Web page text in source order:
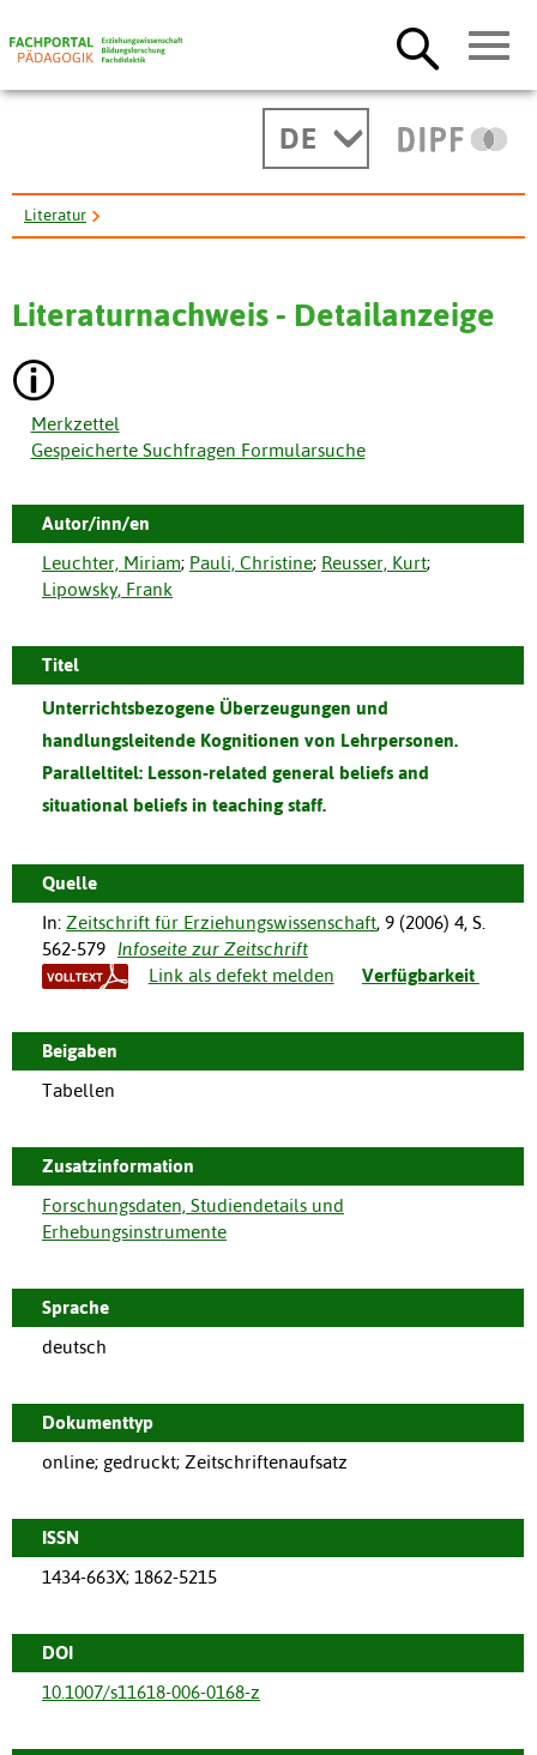
DE
Literatur
Literaturnachweis - Detailanzeige
Merkzettel
Gespeicherte Suchfragen Formularsuche
Autor/inn/en
Leuchter, Miriam; Pauli, Christine; Reusser, Kurt;
Lipowsky, Frank
Titel
Unterrichtsbezogene Überzeugungen und
handlungsleitende Kognitionen von Lehrpersonen.
Paralleltitel: Lesson-related general beliefs and
situational beliefs in teaching staff.
Quelle
In: Zeitschrift für Erziehungswissenschaft, 9 (2006) 4, S.
562-579
Infoseite zur Zeitschrift
Link als defekt melden
Verfügbarkeit
Beigaben
Tabellen
Zusatzinformation
Forschungsdaten, Studiendetails und
Erhebungsinstrumente
Sprache
deutsch
Dokumenttyp
online; gedruckt; Zeitschriftenaufsatz
ISSN
1434-663X; 1862-5215
DOI
10.1007/s11618-006-0168-z